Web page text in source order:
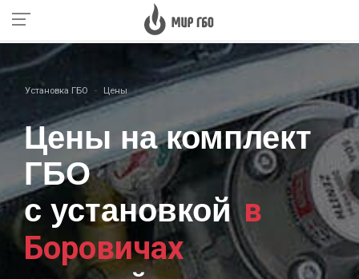
Установка ГБО Цены
Цены на комплект
ГБО
с установкой в
Боровичах